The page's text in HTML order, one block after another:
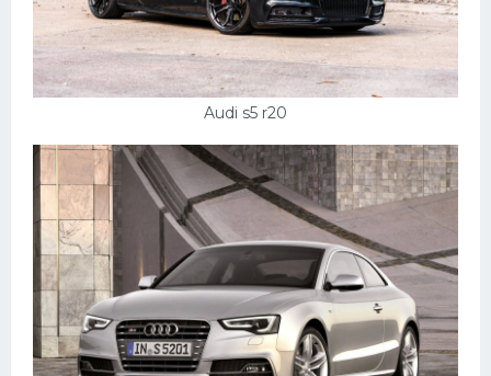
Audi s5 r20